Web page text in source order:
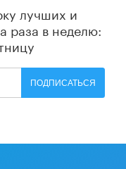
лучших и
раза в неделю:
ПОДПИСАТЬСЯ